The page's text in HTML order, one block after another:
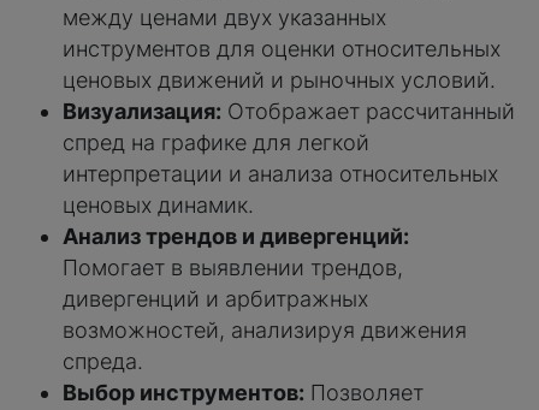
между ценами двух указанных
инструментов для оценки относительных
ценовых движений и рыночных условий.
Визуализация: Отображает рассчитанный
спред на графике для легкой
интерпретации и анализа относительных
ценовых динамик.
Анализ трендов и дивергенций:
Помогает в выявлении трендов,
дивергенций и арбитражных
возможностей, анализируя движения
спреда.
Выбор инструментов: Позволяет